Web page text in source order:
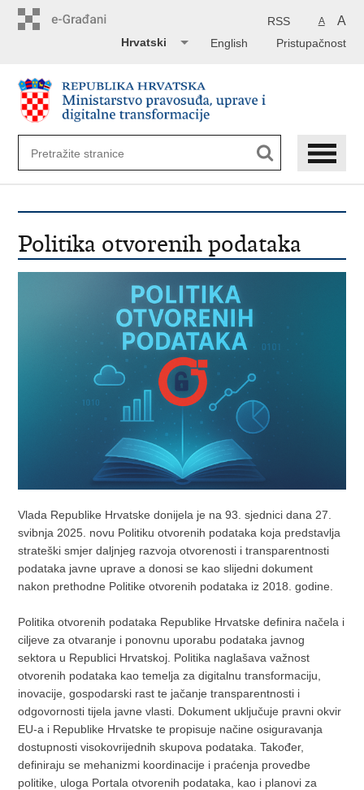
A A
RSS
Pristupačnost
English
Hrvatski
Politika otvorenih podataka
Vlada Republike Hrvatske donijela je na 93. sjednici dana 27.
svibnja 2025. novu Politiku otvorenih podataka koja predstavlja
strateški smjer daljnjeg razvoja otvorenosti i transparentnosti
podataka javne uprave a donosi se kao slijedni dokument
nakon prethodne Politike otvorenih podataka iz 2018. godine.
Politika otvorenih podataka Republike Hrvatske definira načela i
ciljeve za otvaranje i ponovnu uporabu podataka javnog
sektora u Republici Hrvatskoj. Politika naglašava važnost
otvorenih podataka kao temelja za digitalnu transformaciju,
inovacije, gospodarski rast te jačanje transparentnosti i
odgovornosti tijela javne vlasti. Dokument uključuje pravni okvir
EU-a i Republike Hrvatske te propisuje načine osiguravanja
dostupnosti visokovrijednih skupova podataka. Također,
definiraju se mehanizmi koordinacije i praćenja provedbe
politike, uloga Portala otvorenih podataka, kao i planovi za